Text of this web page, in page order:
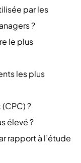
par les
?
le plus
les plus
?
élevé ?
rapport à l’étude